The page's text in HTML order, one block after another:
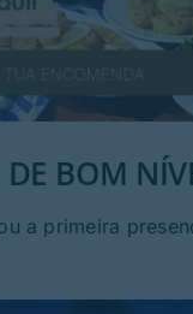
DE BOM
a primeira